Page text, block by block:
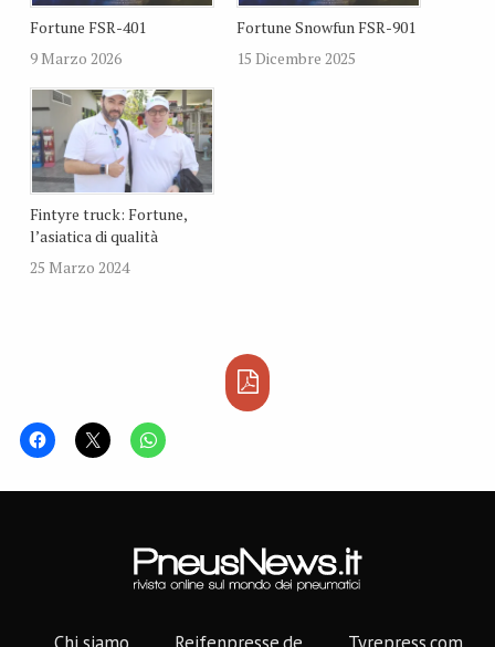
Fortune FSR-401
9 Marzo 2026
Fortune Snowfun FSR-901
15 Dicembre 2025
Fintyre truck: Fortune,
l’asiatica di qualità
25 Marzo 2024